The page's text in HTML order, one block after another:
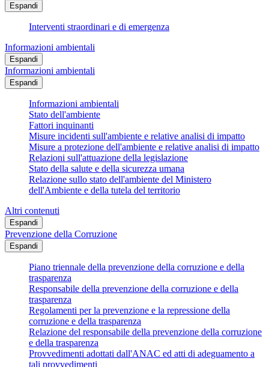
Espandi
Interventi straordinari e di emergenza
Informazioni ambientali
Espandi
Informazioni ambientali
Espandi
Informazioni ambientali
Stato dell'ambiente
Fattori inquinanti
Misure incidenti sull'ambiente e relative analisi di impatto
Misure a protezione dell'ambiente e relative analisi di impatto
Relazioni sull'attuazione della legislazione
Stato della salute e della sicurezza umana
Relazione sullo stato dell'ambiente del Ministero
dell'Ambiente e della tutela del territorio
Altri contenuti
Espandi
Prevenzione della Corruzione
Espandi
Piano triennale della prevenzione della corruzione e della
trasparenza
Responsabile della prevenzione della corruzione e della
trasparenza
Regolamenti per la prevenzione e la repressione della
corruzione e della trasparenza
Relazione del responsabile della prevenzione della corruzione
e della trasparenza
Provvedimenti adottati dall'ANAC ed atti di adeguamento a
tali provvedimenti